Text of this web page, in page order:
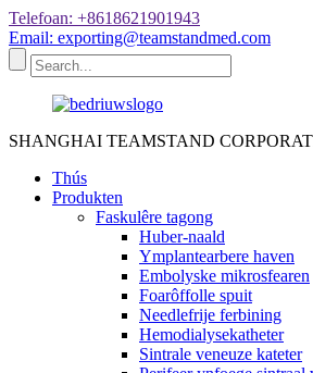
Telefoan: +8618621901943
Email: exporting@teamstandmed.com
SHANGHAI TEAMSTAND
Thús
Produkten
Faskulêre tagong
Huber-naald
Ymplantearbere haven
Embolyske mikrosfearen
Foarôffolle spuit
Needlefrije ferbining
Hemodialysekatheter
Sintrale veneuze kateter